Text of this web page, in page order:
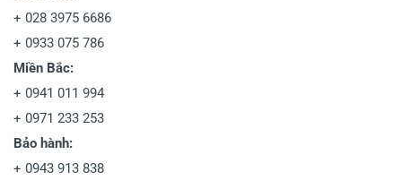
+ 028 3975 6686
+ 0933 075 786
Miền Bắc:
+ 0941 011 994
+ 0971 233 253
Bảo hành:
+ 0943 913 838